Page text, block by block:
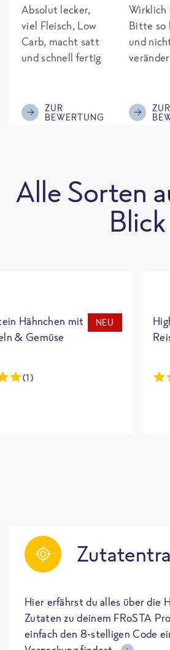
Absolut lecker,
viel Fleisch, Low
Carb, macht satt
und schnell fertig
ZUR
BEWERTUNG
Wirklich
Bitte so
und
ZUR
Alle Sorten
Blick
Hähnchen mit
& Gemüse
NEU
(1)
Hier erfährst du alles über die
Zutaten zu deinem FRoSTA
einfach den 8-stelligen Code